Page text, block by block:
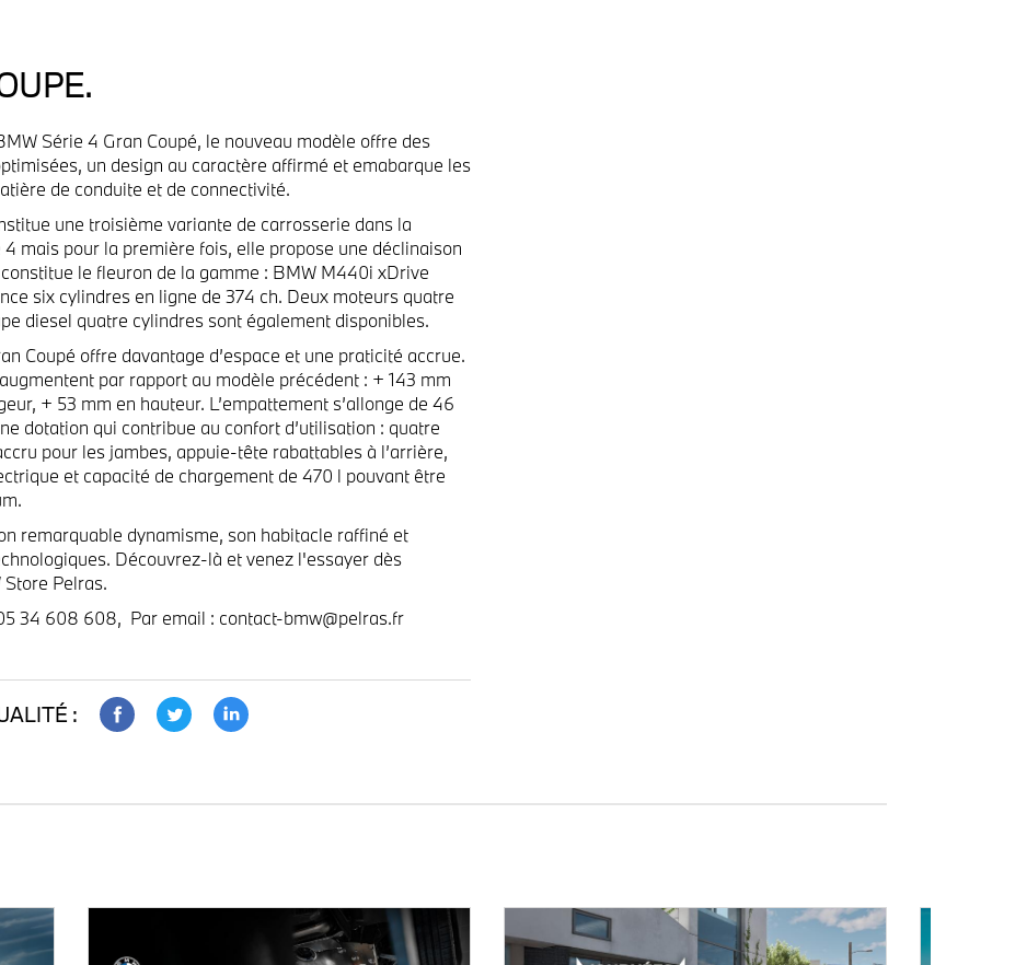
Série 4 Gran Coupé, le nouveau modèle offre des
un design au caractère affirmé et emabarque les
de conduite et de connectivité.
une troisième variante de carrosserie dans la
mais pour la première fois, elle propose une déclinaison
le fleuron de la gamme : BMW M440i xDrive
six cylindres en ligne de 374 ch. Deux moteurs quatre
diesel quatre cylindres sont également disponibles.
Coupé offre davantage d’espace et une praticité accrue.
par rapport au modèle précédent : + 143 mm
+ 53 mm en hauteur. L’empattement s’allonge de 46
dotation qui contribue au confort d’utilisation : quatre
pour les jambes, appuie-tête rabattables à l’arrière,
et capacité de chargement de 470 l pouvant être
remarquable dynamisme, son habitacle raffiné et
Découvrez-là et venez l'essayer dès
Pelras.
34 608 608, Par email : contact-bmw@pelras.fr
: